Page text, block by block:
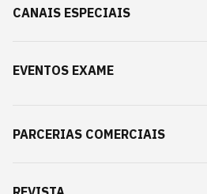
CANAIS ESPECIAIS
EVENTOS EXAME
PARCERIAS COMERCIAIS